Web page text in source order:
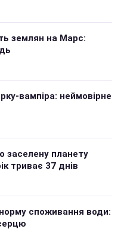
землян на Марс:
вампіра: неймовірне
заселену планету
триває 37 днів
споживання води: